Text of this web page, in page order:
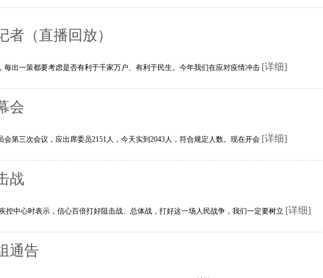
者（直播回放）
出一策都要考虑是否有利于千家万户、有利于民生。今年我们在应对疫情冲击 [详细]
会
第三次会议，应出席委员2151人，今天实到2043人，符合规定人数。现在开会 [详细]
战
心时表示，信心百倍打好阻击战、总体战，打好这一场人民战争，我们一定要树立 [详细]
通告